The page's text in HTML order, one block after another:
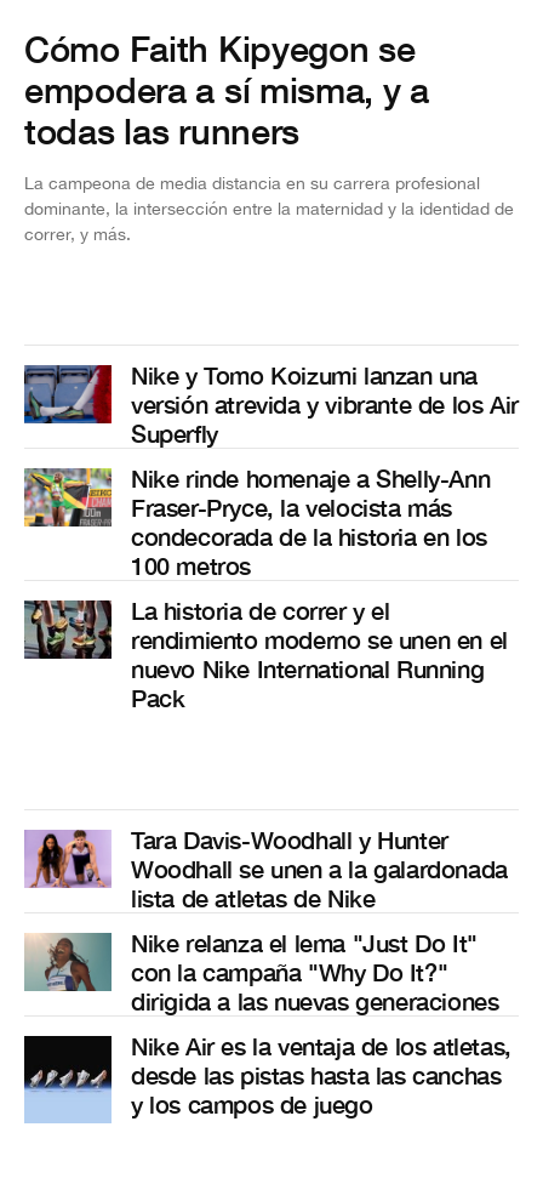
Cómo Faith Kipyegon se
empodera a sí misma, y a
todas las runners
La campeona de media distancia en su carrera profesional
dominante, la intersección entre la maternidad y la identidad de
correr, y más.
Nike y Tomo Koizumi lanzan una
versión atrevida y vibrante de los Air
Superfly
Nike rinde homenaje a Shelly-Ann
Fraser-Pryce, la velocista más
condecorada de la historia en los
100 metros
La historia de correr y el
rendimiento moderno se unen en el
nuevo Nike International Running
Pack
Tara Davis-Woodhall y Hunter
Woodhall se unen a la galardonada
lista de atletas de Nike
Nike relanza el lema "Just Do It"
con la campaña "Why Do It?"
dirigida a las nuevas generaciones
Nike Air es la ventaja de los atletas,
desde las pistas hasta las canchas
y los campos de juego